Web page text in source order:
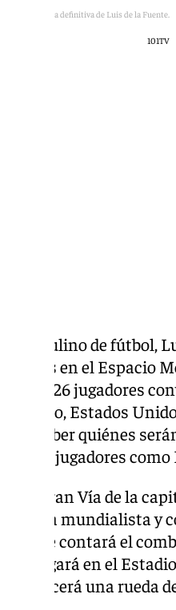
espera de la lista definitiva de Luis de la Fuente.
101TV
masculino de fútbol,
horas en el Espacio
de los 26 jugadores
México, Estados
por saber quiénes
jugadores como
la Gran Vía de la
la cita mundialista y
los que contará el
se jugará en el
ofrecerá una rueda